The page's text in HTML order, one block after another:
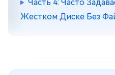
Часть 4: Часто
Жестком Диске Без